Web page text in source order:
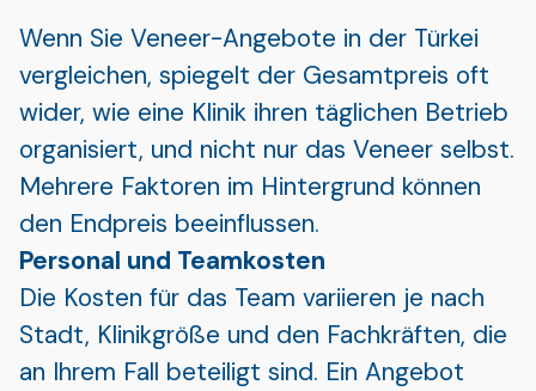
Wenn Sie Veneer-Angebote in der Türkei
vergleichen, spiegelt der Gesamtpreis oft
wider, wie eine Klinik ihren täglichen Betrieb
organisiert, und nicht nur das Veneer selbst.
Mehrere Faktoren im Hintergrund können
den Endpreis beeinflussen.
Personal und Teamkosten
Die Kosten für das Team variieren je nach
Stadt, Klinikgröße und den Fachkräften, die
an Ihrem Fall beteiligt sind. Ein Angebot